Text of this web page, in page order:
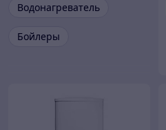
Водонагреватель
Бойлеры